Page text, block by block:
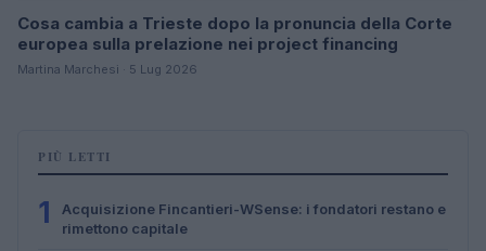
Cosa cambia a Trieste dopo la pronuncia della Corte
europea sulla prelazione nei project financing
Martina Marchesi · 5 Lug 2026
PIÙ LETTI
1
Acquisizione Fincantieri-WSense: i fondatori restano e
rimettono capitale